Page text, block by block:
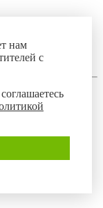
интернет-сайт
и ни при
на нем, не
положениями
Российской
нам
с